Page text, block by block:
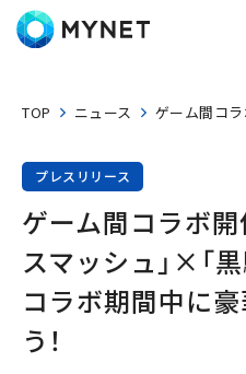
TOP ニュース ゲーム間コラ
プレスリリース
ゲーム間コラボ開
スマッシュ」×「
コラボ期間中に
う！